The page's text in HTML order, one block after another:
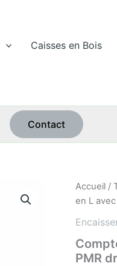
Caisses en Bois
Contact
Accueil /
en L
PMR
quantité
caisse
postes
en